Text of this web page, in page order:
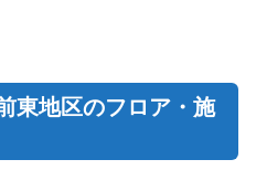
東地区のフロア・施